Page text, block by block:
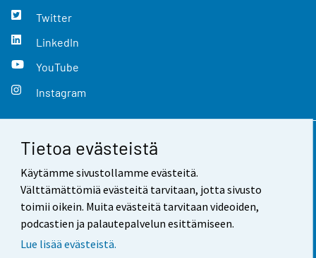
Tietoa evästeistä
Käytämme sivustollamme evästeitä.
Välttämättömiä evästeitä tarvitaan, jotta sivusto
toimii oikein. Muita evästeitä tarvitaan videoiden,
podcastien ja palautepalvelun esittämiseen.
Lue lisää evästeistä.
Twitter
LinkedIn
YouTube
Instagram
Yhteystiedot
Palaute
Käyttöehdot